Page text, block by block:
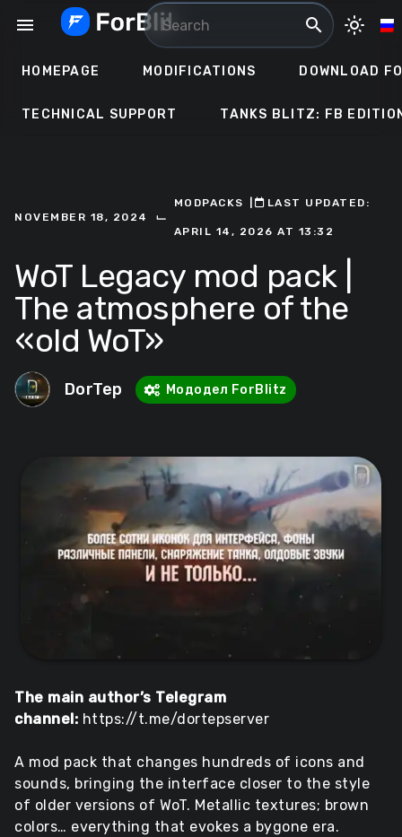
menu search light_mode
HOMEPAGE MODIFICATIONS DOWNLOAD
TECHNICAL SUPPORT TANKS BLITZ: FB
NOVEMBER 18, 2024 ⌙
MODPACKS ㅤLAST UPDATED:
APRIL 14, 2026 AT 13:32
WoT Legacy mod pack |
The atmosphere of the
«old WoT»
DorTep Мододел ForBlitz
The main author’s Telegram
channel: https://t.me/dortepserver
A mod pack that changes hundreds of icons and
sounds, bringing the interface closer to the style
of older versions of WoT. Metallic textures; brown
colors… everything that evokes a bygone era.